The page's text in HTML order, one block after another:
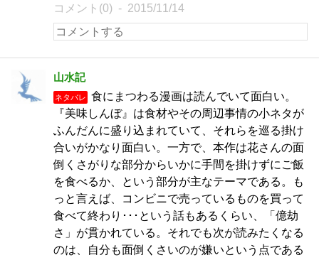
コメント(0) 2015/11/14
山水記
ネタバレ
食にまつわる漫画は読んでいて面白い。
『美味しんぼ』は食材やその周辺事情の小ネタが
ふんだんに盛り込まれていて、それらを巡る掛け
合いがかなり面白い。一方で、本作は花さんの面
倒くさがりな部分からいかに手間を掛けずにご飯
を食べるか、という部分が主なテーマである。も
っと言えば、コンビニで売っているものを買って
食べて終わり･･･という話もあるくらい、「億劫
さ」が貫かれている。それでも次が読みたくなる
のは、自分も面倒くさいのが嫌いという点である